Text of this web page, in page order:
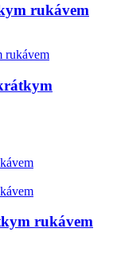
rukávem
rukávem